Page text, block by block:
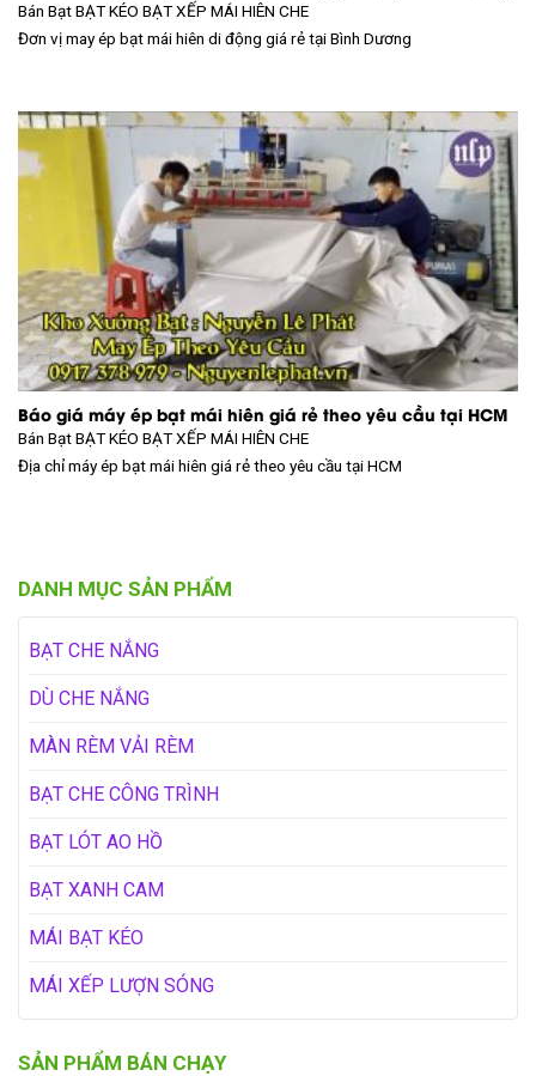
DANH MỤC SẢN PHẨM
BẠT CHE NẮNG
DÙ CHE NẮNG
MÀN RÈM VẢI RÈM
BẠT CHE CÔNG TRÌNH
BẠT LÓT AO HỒ
BẠT XANH CAM
MÁI BẠT KÉO
MÁI XẾP LƯỢN SÓNG
SẢN PHẨM BÁN CHẠY
Bán BạtBẠT KÉO BẠT XẾP MÁI HIÊN CHE
Đơn vị may ép bạt mái hiên di động giá rẻ tại Bình Dương
Báo giá máy ép bạt mái hiên giá rẻ theo yêu cầu tại HCM
Bán BạtBẠT KÉO BẠT XẾP MÁI HIÊN CHE
Địa chỉ máy ép bạt mái hiên giá rẻ theo yêu cầu tại HCM